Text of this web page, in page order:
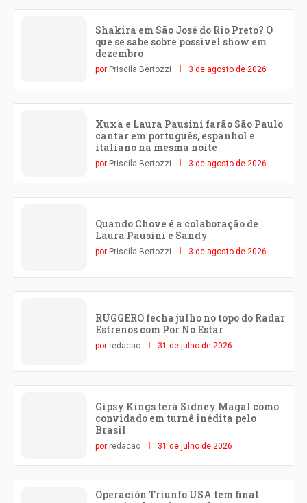
Shakira em São José do Rio Preto? O
que se sabe sobre possível show em
dezembro
por Priscila Bertozzi 3 de agosto de 2026
Xuxa e Laura Pausini farão São Paulo
cantar em português, espanhol e
italiano na mesma noite
por Priscila Bertozzi 3 de agosto de 2026
Quando Chove é a colaboração de
Laura Pausini e Sandy
por Priscila Bertozzi 3 de agosto de 2026
RUGGERO fecha julho no topo do Radar
Estrenos com Por No Estar
por redacao 31 de julho de 2026
Gipsy Kings terá Sidney Magal como
convidado em turnê inédita pelo
Brasil
por redacao 31 de julho de 2026
Operación Triunfo USA tem final